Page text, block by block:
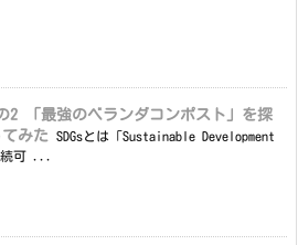
2 「最強のベランダコンポスト」を探
みた
SDGsとは「Sustainable Development
続可 ...